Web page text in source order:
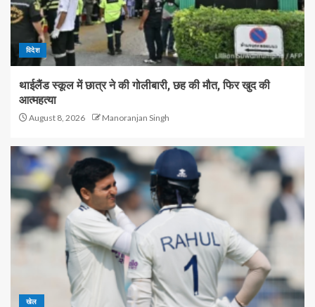
विदेश
थाईलैंड स्कूल में छात्र ने की गोलीबारी, छह की मौत, फिर खुद की
आत्महत्या
August 8, 2026 Manoranjan Singh
खेल